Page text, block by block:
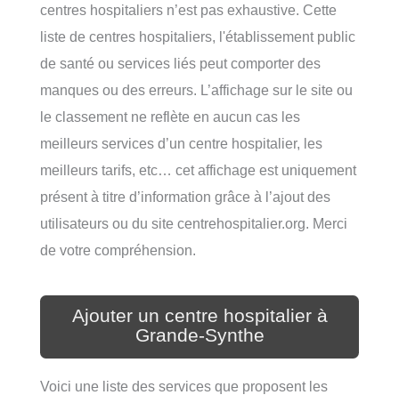
centres hospitaliers n’est pas exhaustive. Cette
liste de centres hospitaliers, l'établissement public
de santé ou services liés peut comporter des
manques ou des erreurs. L’affichage sur le site ou
le classement ne reflète en aucun cas les
meilleurs services d’un centre hospitalier, les
meilleurs tarifs, etc… cet affichage est uniquement
présent à titre d’information grâce à l’ajout des
utilisateurs ou du site centrehospitalier.org. Merci
de votre compréhension.
Ajouter un centre hospitalier à
Grande-Synthe
Voici une liste des services que proposent les